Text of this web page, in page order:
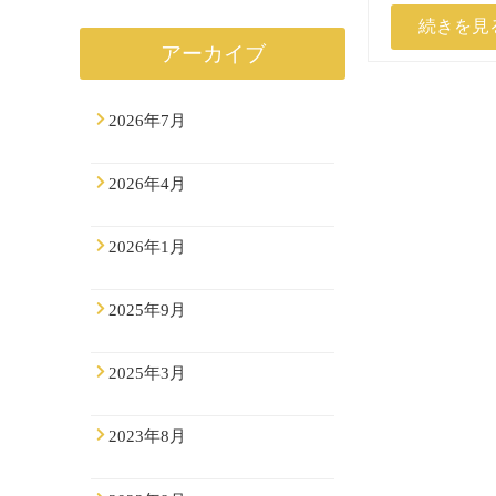
アーカイブ
2026年7月
2026年4月
2026年1月
2025年9月
2025年3月
2023年8月
続きを見